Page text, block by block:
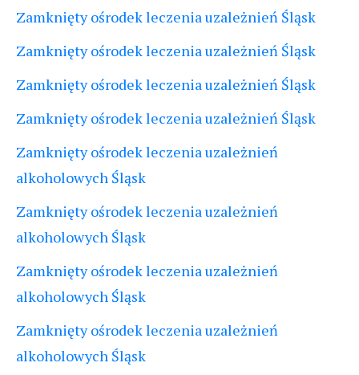
Zamknięty ośrodek leczenia uzależnień Śląsk
Zamknięty ośrodek leczenia uzależnień Śląsk
Zamknięty ośrodek leczenia uzależnień Śląsk
Zamknięty ośrodek leczenia uzależnień Śląsk
Zamknięty ośrodek leczenia uzależnień
alkoholowych Śląsk
Zamknięty ośrodek leczenia uzależnień
alkoholowych Śląsk
Zamknięty ośrodek leczenia uzależnień
alkoholowych Śląsk
Zamknięty ośrodek leczenia uzależnień
alkoholowych Śląsk